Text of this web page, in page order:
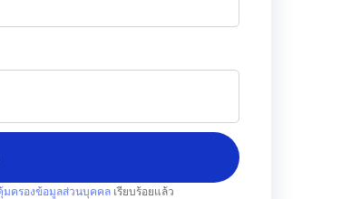
มครองข้อมูลส่วนบุคคล เรียบร้อยแล้ว